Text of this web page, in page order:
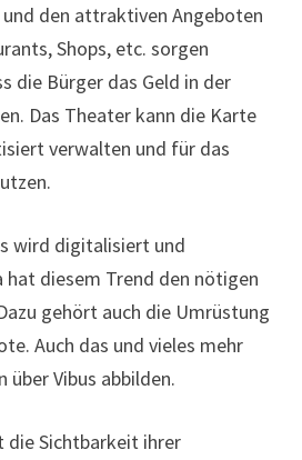
den attraktiven Angeboten
Shops, etc. sorgen
die Bürger das Geld in der
Das Theater kann die Karte
verwalten und für das
wird digitalisiert und
diesem Trend den nötigen
gehört auch die Umrüstung
Auch das und vieles mehr
über Vibus abbilden.
die Sichtbarkeit ihrer